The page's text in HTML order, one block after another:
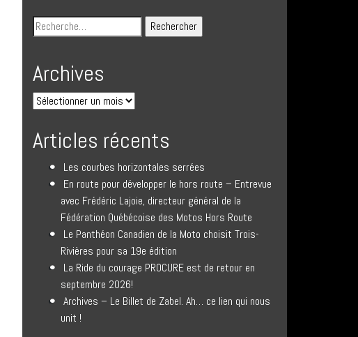
Archives
Articles récents
Les courbes horizontales serrées
En route pour développer le hors route – Entrevue
avec Frédéric Lajoie, directeur général de la
Fédération Québécoise des Motos Hors Route
Le Panthéon Canadien de la Moto choisit Trois-
Rivières pour sa 19e édition
La Ride du courage PROCURE est de retour en
septembre 2026!
Archives – Le Billet de Zabel. Ah… ce lien qui nous
unit !